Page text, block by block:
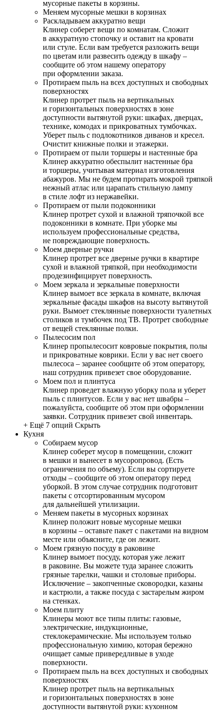
мусорные пакеты в корзины.
Меняем мусорные мешки в корзинах
Раскладываем аккуратно вещи
Клинер соберет вещи по комнатам. Сложит
в аккуратную стопочку и оставит на кровати
или стуле. Если вам требуется разложить вещи
по цветам или развесить одежду в шкафу –
сообщите об этом нашему оператору
при оформлении заказа.
Протираем пыль на всех доступных и свободных
поверхностях
Клинер протрет пыль на вертикальных
и горизонтальных поверхностях в зоне
доступности вытянутой руки: шкафах, дверцах,
технике, комодах и прикроватных тумбочках.
Уберет пыль с подлокотников диванов и кресел.
Очистит книжные полки и этажерки.
Протираем от пыли торшеры и настенные бра
Клинер аккуратно обеспылит настенные бра
и торшеры, учитывая материал изготовления
абажуров. Мы не будем протирать мокрой тряпкой
нежный атлас или царапать стильную лампу
в стиле лофт из нержавейки.
Протираем от пыли подоконники
Клинер протрет сухой и влажной тряпочкой все
подоконники в комнате. При уборке мы
используем профессиональные средства,
не повреждающие поверхность.
Моем дверные ручки
Клинер протрет все дверные ручки в квартире
сухой и влажной тряпкой, при необходимости
продезинфицирует поверхность.
Моем зеркала и зеркальные поверхности
Клинер вымоет все зеркала в комнате, включая
зеркальные фасады шкафов на высоту вытянутой
руки. Вымоет стеклянные поверхности туалетных
столиков и тумбочек под ТВ. Протрет свободные
от вещей стеклянные полки.
Пылесосим пол
Клинер пропылесосит ковровые покрытия, полы
и прикроватные коврики. Если у вас нет своего
пылесоса – заранее сообщите об этом оператору,
наш сотрудник привезет свое оборудование.
Моем пол и плинтуса
Клинер проведет влажную уборку пола и уберет
пыль с плинтусов. Если у вас нет швабры –
пожалуйста, сообщите об этом при оформлении
заявки. Сотрудник привезет свой инвентарь.
+ Ещё 7 опций Скрыть
Кухня
Собираем мусор
Клинер соберет мусор в помещении, сложит
в мешки и вынесет в мусоропровод. (Есть
ограничения по объему). Если вы сортируете
отходы – сообщите об этом оператору перед
уборкой. В этом случае сотрудник подготовит
пакеты с отсортированным мусором
для дальнейшей утилизации.
Меняем пакеты в мусорных корзинах
Клинер положит новые мусорные мешки
в корзины – оставьте пакет с пакетами на видном
месте или объясните, где он лежит.
Моем грязную посуду в раковине
Клинер вымоет посуду, которая уже лежит
в раковине. Вы можете туда заранее сложить
грязные тарелки, чашки и столовые приборы.
Исключение – закопченные сковородки, казаны
и кастрюли, а также посуда с застарелым жиром
на стенках.
Моем плиту
Клинеры моют все типы плиты: газовые,
электрические, индукционные,
стеклокерамические. Мы используем только
профессиональную химию, которая бережно
очищает самые привередливые в уходе
поверхности.
Протираем пыль на всех доступных и свободных
поверхностях
Клинер протрет пыль на вертикальных
и горизонтальных поверхностях в зоне
доступности вытянутой руки: кухонном